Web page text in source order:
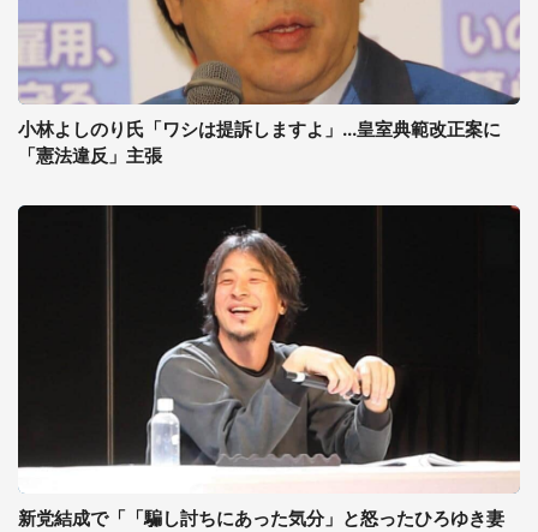
小林よしのり氏「ワシは提訴しますよ」...皇室典範改正案に
「憲法違反」主張
新党結成で「「騙し討ちにあった気分」と怒ったひろゆき妻